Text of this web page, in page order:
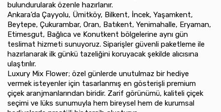
bulundurularak özenle hazırlanır.
Ankara’da Çayyolu, Ümitköy, Bilkent, İncek, Yaşamkent,
Beytepe, Çukurambar, Oran, Batıkent, Yenimahalle, Eryaman,
Etimesgut, Bağlıca ve Konutkent bölgelerine aynı gün
teslimat hizmeti sunuyoruz. Siparişler güvenli paketleme ile
hazırlanarak ilk günkü tazeliğini koruyacak şekilde alıcısına
ulaştırılır.
Luxury Mix Flower; özel günlerde unutulmaz bir hediye
vermek isteyenler için tasarlanmış en gösterişli premium
çiçek aranjmanlarından biridir. Zarif görünümü, kaliteli çiçek
seçimi ve lüks sunumuyla hem bireysel hem de kurumsal